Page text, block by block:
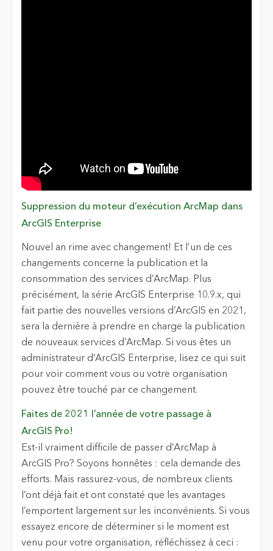
Suppression du moteur d’exécution ArcMap dans
ArcGIS Enterprise
Nouvel an rime avec changement! Et l’un de ces
changements concerne la publication et la
consommation des services d’ArcMap. Plus
précisément, la série ArcGIS Enterprise 10.9.x, qui
fait partie des nouvelles versions d’ArcGIS en 2021,
sera la dernière à prendre en charge la publication
de nouveaux services d’ArcMap. Si vous êtes un
administrateur d’ArcGIS Enterprise, lisez ce qui suit
pour voir comment vous ou votre organisation
pouvez être touché par ce changement.
Faites de 2021 l’année de votre passage à
ArcGIS Pro!
Est-il vraiment difficile de passer d’ArcMap à
ArcGIS Pro? Soyons honnêtes : cela demande des
efforts. Mais rassurez-vous, de nombreux clients
l’ont déjà fait et ont constaté que les avantages
l’emportent largement sur les inconvénients. Si vous
essayez encore de déterminer si le moment est
venu pour votre organisation, réfléchissez à ceci :